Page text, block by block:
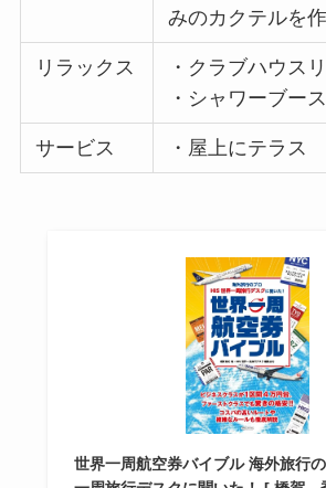
みのカクテルを
リラックス
・クラブハウス
・シャワーブース
サービス ・屋上にテラス
世界一周航空券バイブル 海外旅行